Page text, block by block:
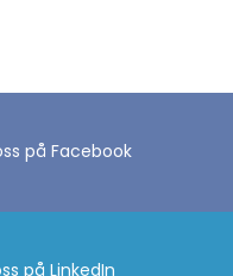
på Facebook
på LinkedIn